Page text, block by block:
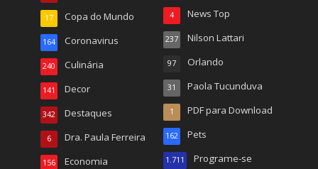
Copa do Mundo
17
Coronavirus
164
Culinária
240
Decor
141
Destaques
342
Dra. Paula Ferreira
6
Economia
156
News Top
4
Nilson Lattari
237
Orlando
97
Paola Tucunduva
31
PDF para Download
1
Pets
162
Programe-se
1.711